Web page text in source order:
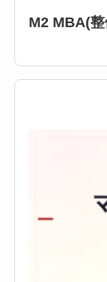
M2 MBA(